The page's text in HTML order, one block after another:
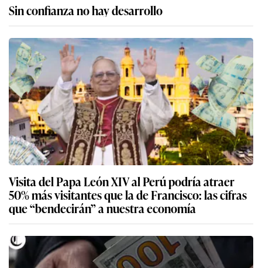
Sin confianza no hay desarrollo
Visita del Papa León XIV al Perú podría atraer
50% más visitantes que la de Francisco: las cifras
que “bendecirán” a nuestra economía